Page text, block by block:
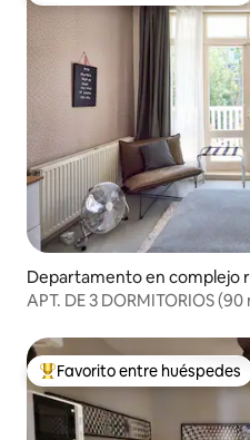
Departamento en complejo
msterdam
APT. DE 3 DORMITORIOS
Favorito entre los
Favorito entre huéspedes